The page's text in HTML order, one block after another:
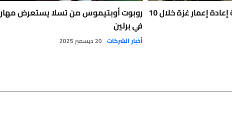
71.4 مليار دولار تكلفة إعادة إعمار غزة خلال 10 روبوت أوبتيموس من تسلا يستعرض
في برلين
أخبار الشركات 20 ديسمبر 2025